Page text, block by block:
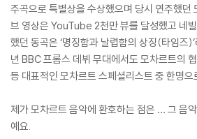
주곡으로 특별상을 수상했으며 당시 연주했던
브 영상은 YouTube 2천만 뷰를 달성했고 네
했던 동곡은 ‘명징함과 날렵함의 상징(타임즈
년 BBC 프롬스 데뷔 무대에서도 모차르트의
등 대표적인 모차르트 스페셜리스트 중 한명으
제가 모차르트 음악에 환호하는 점은 … 그 음악
예요.